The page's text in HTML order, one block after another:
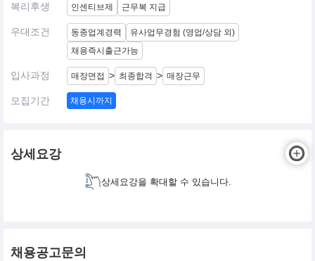
복리후생 인센티브제 근무복 지급
우대조건 동종업계경력
유사업무경험 (영업/상담 외)
채용즉시출근가능
입사과정 매장면접 > 최종합격 > 매장근무
모집기간 채용시까지
상세요강
상세요강을 확대할 수 있습니다.
채용공고문의